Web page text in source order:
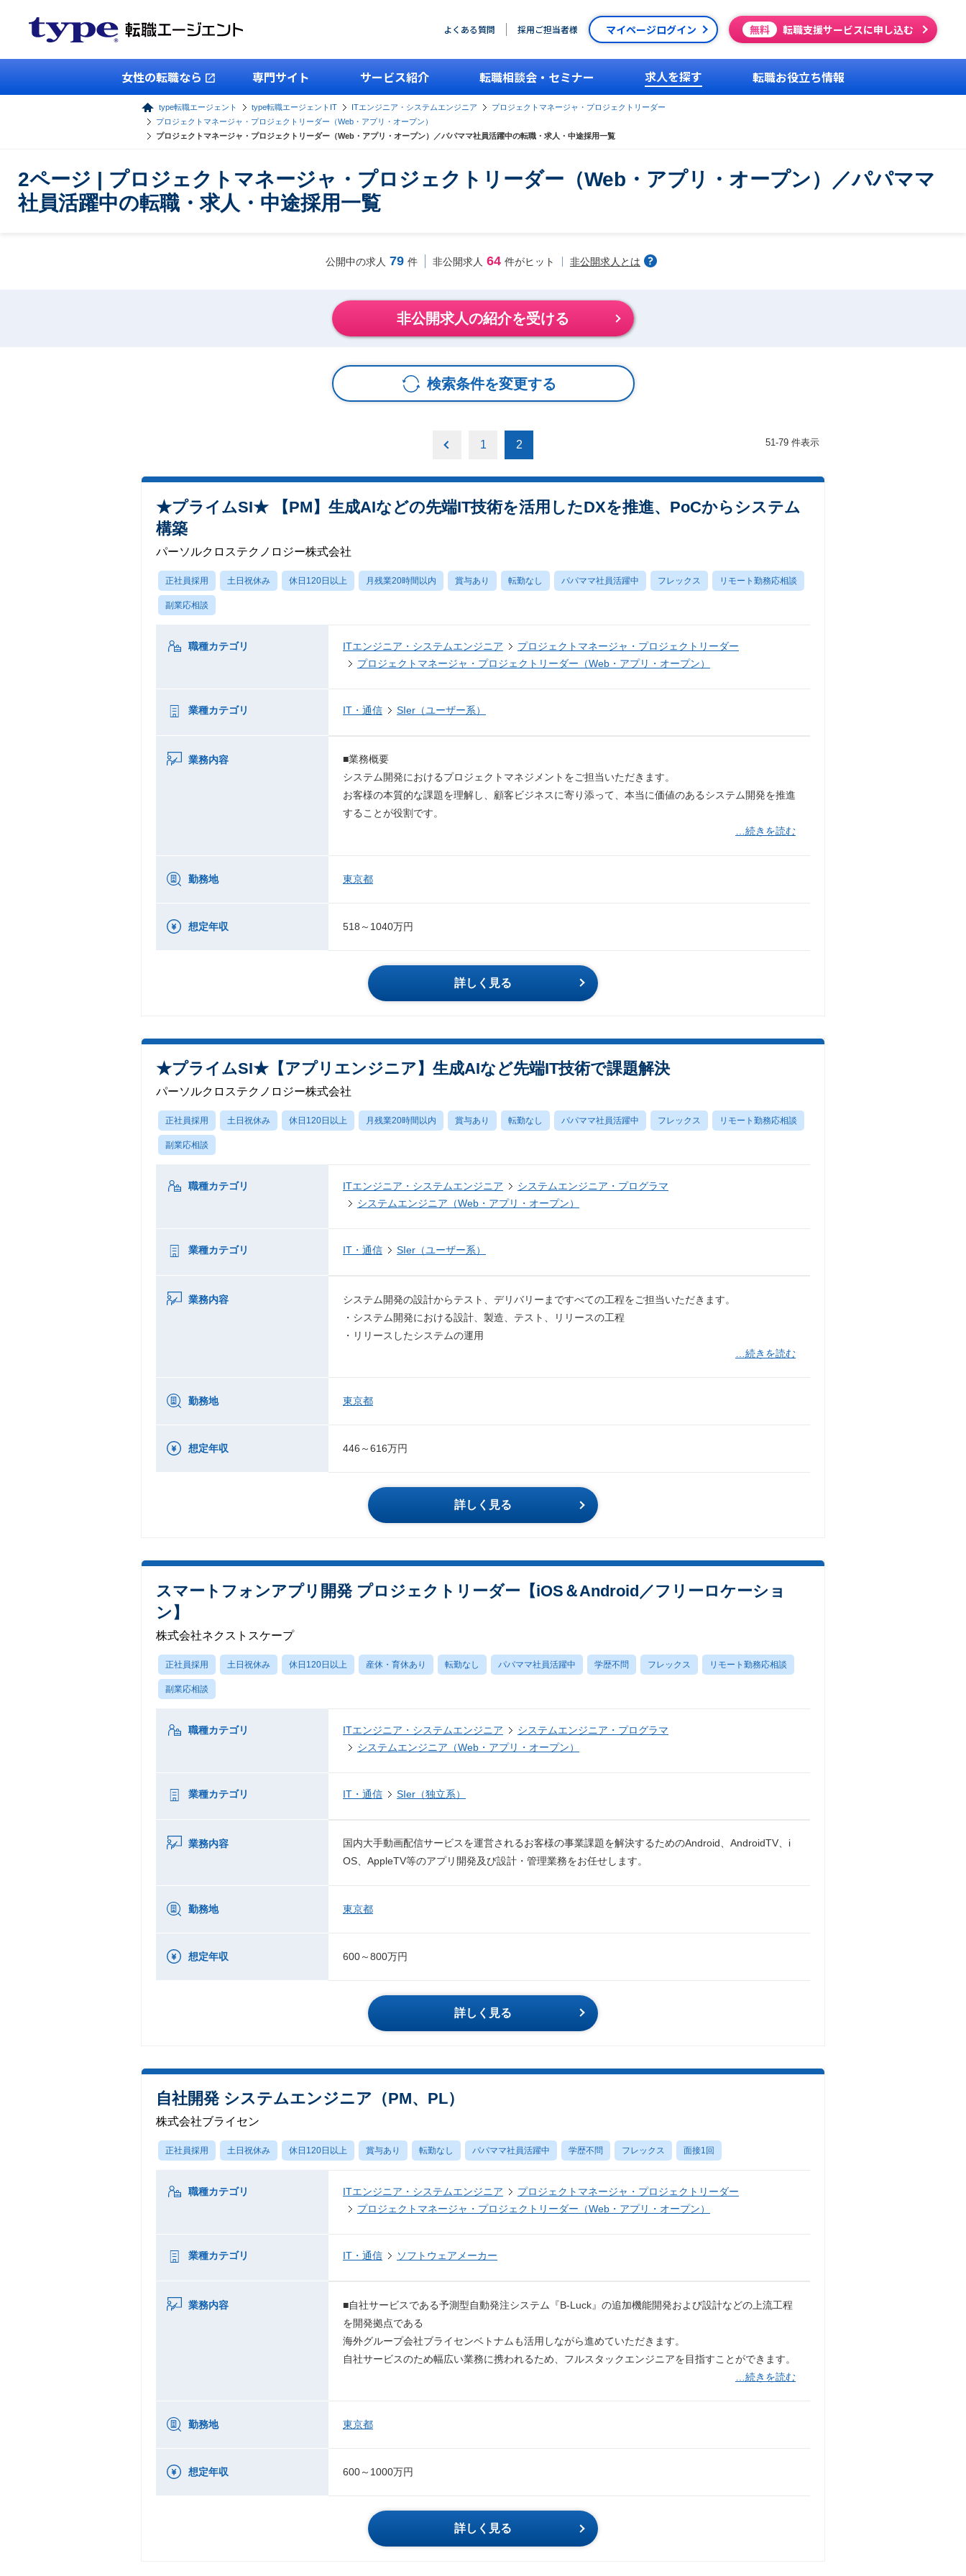
よくある質問 採用ご担当者様 マイページログイン 無料 転職支援サービスに申し込む
女性の転職なら 専門サイト サービス紹介 転職相談会・セミナー 求人を探す 転職お役立ち情報
type転職エージェント type転職エージェントIT ITエンジニア・システムエンジニア
プロジェクトマネージャ・プロジェクトリーダー
プロジェクトマネージャ・プロジェクトリーダー（Web・アプリ・オープン）
プロジェクトマネージャ・プロジェクトリーダー（Web・アプリ・オープン）／パパママ社員活躍中の転職・求人・中途採用一覧
2ページ | プロジェクトマネージャ・プロジェクトリーダー（Web・アプリ・オープン）／パパママ
社員活躍中の転職・求人・中途採用一覧
公開中の求人 79 件 非公開求人 64 件がヒット 非公開求人とは
非公開求人の紹介を受ける
検索条件を変更する
1 2 51-79 件表示
★プライムSI★ 【PM】生成AIなどの先端IT技術を活用したDXを推進、PoCからシステム
構築
パーソルクロステクノロジー株式会社
正社員採用 土日祝休み 休日120日以上 月残業20時間以内 賞与あり 転勤なし パパママ社員活躍中 フレックス リモート勤務応相談
副業応相談
職種カテゴリ ITエンジニア・システムエンジニア
プロジェクトマネージャ・プロジェクトリーダー
プロジェクトマネージャ・プロジェクトリーダー（Web・アプリ・オープン）
業種カテゴリ IT・通信 SIer（ユーザー系）
業務内容
■業務概要
システム開発におけるプロジェクトマネジメントをご担当いただきます。
お客様の本質的な課題を理解し、顧客ビジネスに寄り添って、本当に価値のあるシステム開発を推進
することが役割です。
…続きを読む
勤務地 東京都
想定年収 518～1040万円
詳しく見る
★プライムSI★【アプリエンジニア】生成AIなど先端IT技術で課題解決
パーソルクロステクノロジー株式会社
正社員採用 土日祝休み 休日120日以上 月残業20時間以内 賞与あり 転勤なし パパママ社員活躍中 フレックス リモート勤務応相談
副業応相談
職種カテゴリ ITエンジニア・システムエンジニア
システムエンジニア・プログラマ
システムエンジニア（Web・アプリ・オープン）
業種カテゴリ IT・通信 SIer（ユーザー系）
業務内容
システム開発の設計からテスト、デリバリーまですべての工程をご担当いただきます。
・システム開発における設計、製造、テスト、リリースの工程
・リリースしたシステムの運用
…続きを読む
勤務地 東京都
想定年収 446～616万円
詳しく見る
スマートフォンアプリ開発 プロジェクトリーダー【iOS＆Android／フリーロケーショ
ン】
株式会社ネクストスケープ
正社員採用 土日祝休み 休日120日以上 産休・育休あり 転勤なし パパママ社員活躍中 学歴不問 フレックス リモート勤務応相談
副業応相談
職種カテゴリ ITエンジニア・システムエンジニア
システムエンジニア・プログラマ
システムエンジニア（Web・アプリ・オープン）
業種カテゴリ IT・通信 SIer（独立系）
業務内容
国内大手動画配信サービスを運営されるお客様の事業課題を解決するためのAndroid、AndroidTV、i
OS、AppleTV等のアプリ開発及び設計・管理業務をお任せします。
勤務地 東京都
想定年収 600～800万円
詳しく見る
自社開発 システムエンジニア（PM、PL）
株式会社ブライセン
正社員採用 土日祝休み 休日120日以上 賞与あり 転勤なし パパママ社員活躍中 学歴不問 フレックス 面接1回
職種カテゴリ ITエンジニア・システムエンジニア
プロジェクトマネージャ・プロジェクトリーダー
プロジェクトマネージャ・プロジェクトリーダー（Web・アプリ・オープン）
業種カテゴリ IT・通信 ソフトウェアメーカー
業務内容
■自社サービスである予測型自動発注システム『B-Luck』の追加機能開発および設計などの上流工程
を開発拠点である
海外グループ会社ブライセンベトナムも活用しながら進めていただきます。
自社サービスのため幅広い業務に携われるため、フルスタックエンジニアを目指すことができます。
…続きを読む
勤務地 東京都
想定年収 600～1000万円
詳しく見る